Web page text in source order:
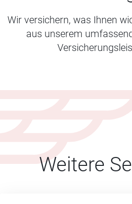
Wir versichern, was Ihnen
aus unserem
Weitere